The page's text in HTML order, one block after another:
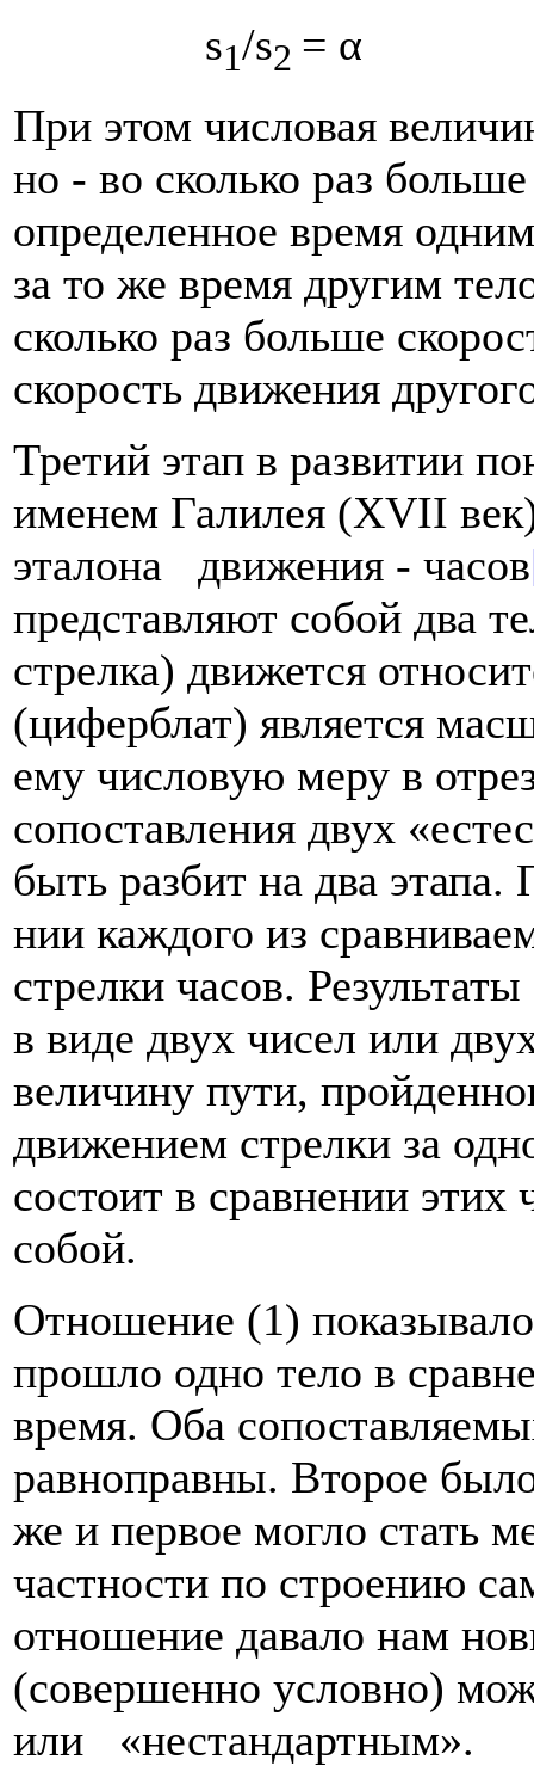
s1/s2 =
При этом числовая
но - во сколько раз
определенное время
за то же время другим
сколько раз больше
скорость движения
Третий этап в развитии
именем Гали­лея (XVII
эталона движения - часов
представляют собой два
стрелка) движется
(циферблат) является
ему чи­словую меру в
сопоставления двух
быть разбит на два
нии каждого из
стрелки часов.
в виде двух чисел или
величину пути,
движением стрелки за
состоит в сравнении
собой.
Отношение (1)
прошло од­но тело в
время. Оба
равноправны. Второе
же и первое могло стать
частности по строению
отно­шение давало нам
(совершенно условно)
или «нестандартным».